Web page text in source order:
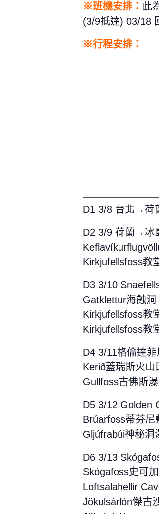
※班機安排： 此
(3/9抵達) 03/18
※行程安排：
D1 3/8 台北→荷
D2 3/9 荷蘭→冰
Kirkjufellsfoss教
D3 3/10
Gatklettur海蝕洞
Kirkjufellsfoss教
Kirkjufellsfoss教
D4 3/11格倫達
Kerið蓋瑞斯火山
Gullfoss古佛斯
D5 3/12 Golden
Brúarfoss蒂芬尼
Gljúfrabúi神秘洞
D6 3/13
Skógafoss史可
Loftsalahellir
Jökulsárlón傑古